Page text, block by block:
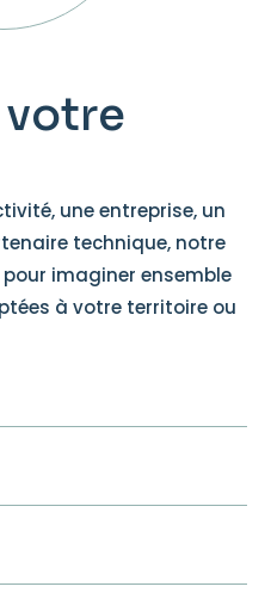
votre
une entreprise, un
technique, notre
imaginer ensemble
à votre territoire ou